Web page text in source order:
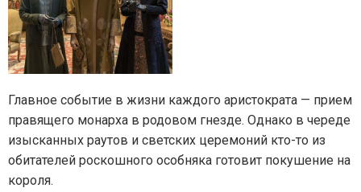
Главное событие в жизни каждого аристократа — прием
правящего монарха в родовом гнезде. Однако в череде
изысканных раутов и светских церемоний кто-то из
обитателей роскошного особняка готовит покушение на
короля.